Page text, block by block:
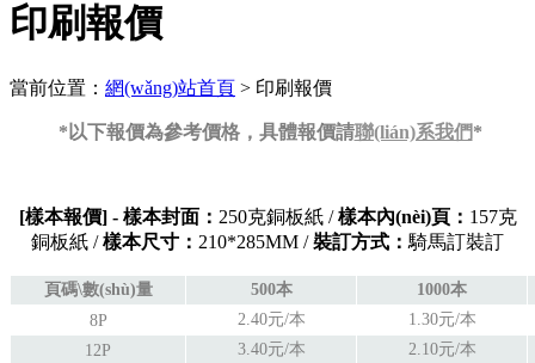
印刷報價
當前位置： 網(wǎng)站首頁 > 印刷報價
*以下報價為參考價格，具體報價請聯(lián)系我們*
[樣本報價] - 樣本封面： 250克銅板紙 /樣本內(nèi)頁： 157克
銅板紙 /樣本尺寸： 210*285MM /裝訂方式： 騎馬訂裝訂
頁碼\數(shù)量 500本
1000本
8P
2.40元/本
1.30元/本
12P
3.40元/本
2.10元/本